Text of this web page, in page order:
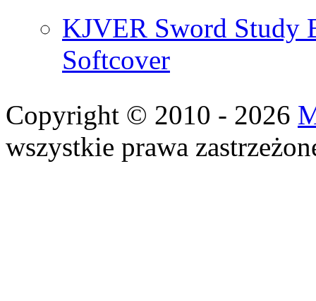
KJVER Sword Study
Softcover
Copyright © 2010 - 2026
wszystkie prawa